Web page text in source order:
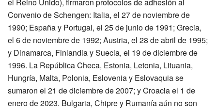
Convenio de Schengen: Italia, el 27 de noviembre de
1990; España y Portugal, el 25 de junio de 1991; Grecia,
el 6 de noviembre de 1992; Austria, el 28 de abril de 1995;
y Dinamarca, Finlandia y Suecia, el 19 de diciembre de
1996. La República Checa, Estonia, Letonia, Lituania,
Hungría, Malta, Polonia, Eslovenia y Eslovaquia se
sumaron el 21 de diciembre de 2007; y Croacia el 1 de
enero de 2023. Bulgaria, Chipre y Rumanía aún no son